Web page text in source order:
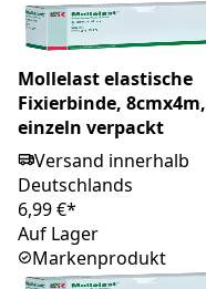
Mollelast elastische
Fixierbinde, 8cmx4m,
einzeln verpackt
Versand innerhalb
Deutschlands
6,99 €*
Auf Lager
Markenprodukt